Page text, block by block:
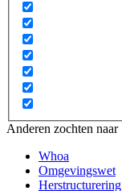
Anderen zochten naar
Whoa
Omgevingswet
Herstructurering